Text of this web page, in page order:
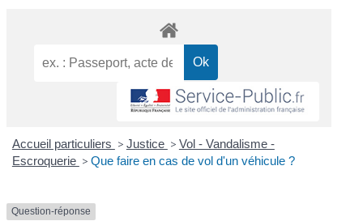
Accueil particuliers > Justice > Vol - Vandalisme -
Escroquerie > Que faire en cas de vol d'un véhicule ?
Question-réponse